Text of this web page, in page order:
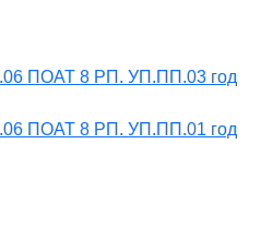
ПОАТ 8 РП. УП.ПП.03 год
ПОАТ 8 РП. УП.ПП.01 год